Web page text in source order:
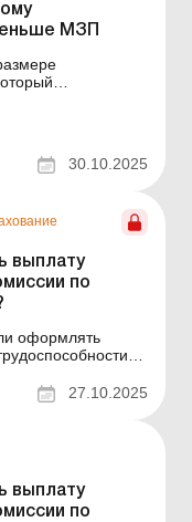
МЗП
на ставку
ниже. Больше по
30.10.2025
выплату
по
оформлять
года27.10.2025
выплату
по